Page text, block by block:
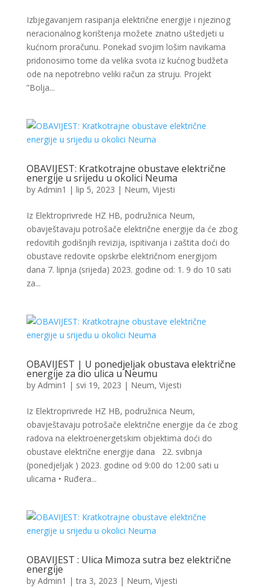
Izbjegavanjem rasipanja električne energije i njezinog
neracionalnog korištenja možete znatno uštedjeti u
kućnom proračunu. Ponekad svojim lošim navikama
pridonosimo tome da velika svota iz kućnog budžeta
ode na nepotrebno veliki račun za struju. Projekt
”Bolja...
OBAVIJEST: Kratkotrajne obustave električne
energije u srijedu u okolici Neuma
by Admin1 | lip 5, 2023 | Neum, Vijesti
Iz Elektroprivrede HZ HB, podružnica Neum,
obavještavaju potrošače električne energije da će zbog
redovitih godišnjih revizija, ispitivanja i zaštita doći do
obustave redovite opskrbe električnom energijom
dana 7. lipnja (srijeda) 2023. godine od: 1. 9 do 10 sati
za...
OBAVIJEST | U ponedjeljak obustava električne
energije za dio ulica u Neumu
by Admin1 | svi 19, 2023 | Neum, Vijesti
Iz Elektroprivrede HZ HB, podružnica Neum,
obavještavaju potrošače električne energije da će zbog
radova na elektroenergetskim objektima doći do
obustave električne energije dana 22. svibnja
(ponedjeljak ) 2023. godine od 9:00 do 12:00 sati u
ulicama • Ruđera...
OBAVIJEST : Ulica Mimoza sutra bez električne
energije
by Admin1 |tra 3, 2023 | Neum, Vijesti